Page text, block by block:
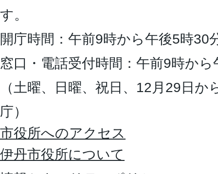
す。
開庁時間：午前9時から午後5時30
窓口・電話受付時間：午前9時か
（土曜、日曜、祝日、12月29日
庁）
市役所へのアクセス
伊丹市役所について